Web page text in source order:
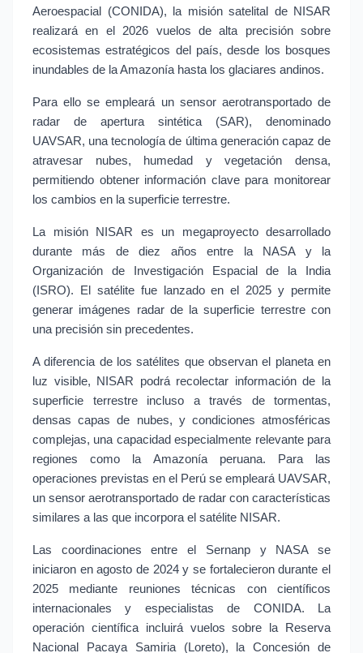
Aeroespacial (CONIDA), la misión satelital de NISAR
realizará en el 2026 vuelos de alta precisión sobre
ecosistemas estratégicos del país, desde los bosques
inundables de la Amazonía hasta los glaciares andinos.
Para ello se empleará un sensor aerotransportado de
radar de apertura sintética (SAR), denominado
UAVSAR, una tecnología de última generación capaz de
atravesar nubes, humedad y vegetación densa,
permitiendo obtener información clave para monitorear
los cambios en la superficie terrestre.
La misión NISAR es un megaproyecto desarrollado
durante más de diez años entre la NASA y la
Organización de Investigación Espacial de la India
(ISRO). El satélite fue lanzado en el 2025 y permite
generar imágenes radar de la superficie terrestre con
una precisión sin precedentes.
A diferencia de los satélites que observan el planeta en
luz visible, NISAR podrá recolectar información de la
superficie terrestre incluso a través de tormentas,
densas capas de nubes, y condiciones atmosféricas
complejas, una capacidad especialmente relevante para
regiones como la Amazonía peruana. Para las
operaciones previstas en el Perú se empleará UAVSAR,
un sensor aerotransportado de radar con características
similares a las que incorpora el satélite NISAR.
Las coordinaciones entre el Sernanp y NASA se
iniciaron en agosto de 2024 y se fortalecieron durante el
2025 mediante reuniones técnicas con científicos
internacionales y especialistas de CONIDA. La
operación científica incluirá vuelos sobre la Reserva
Nacional Pacaya Samiria (Loreto), la Concesión de